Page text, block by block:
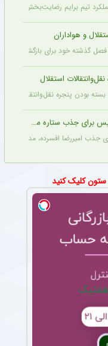
تیم برایم رضایت‌بخش بود.
و هواداران
فصل گذشته خود برای بازگشت یه
استقلال
بسته بودن پنجره
جذب ستاره محبوبش
جذب امیررضا افسرده، مدافع
کلیک کنید